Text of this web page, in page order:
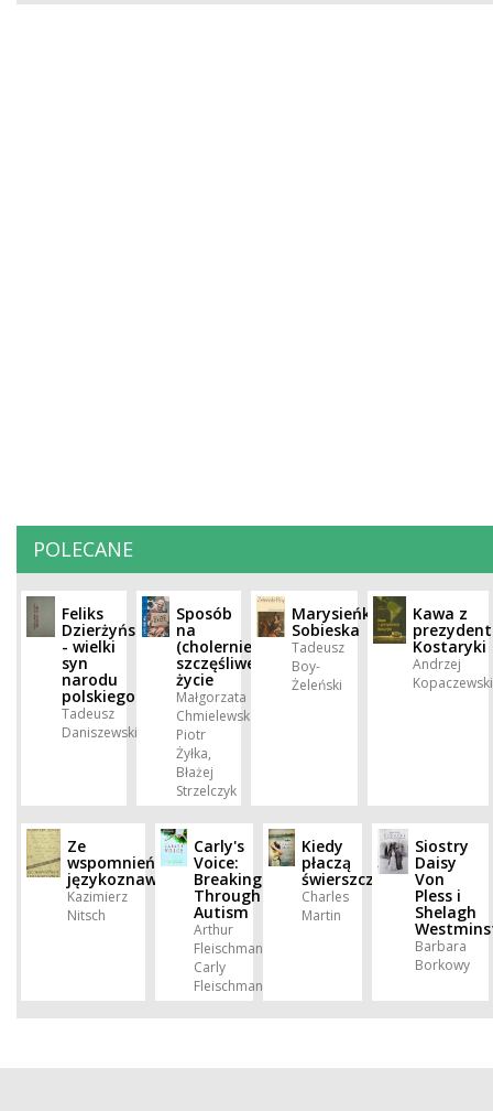
POLECANE
Feliks
Dzierżyński
- wielki
syn
narodu
polskiego
Tadeusz
Daniszewski
Sposób
na
(cholernie)
szczęśliwe
życie
Małgorzata
Chmielewska,
Piotr
Żyłka,
Błażej
Strzelczyk
Marysieńka
Sobieska
Tadeusz
Boy-
Żeleński
Kawa z
Kostaryki
Andrzej
Kopaczewski
Ze
wspomnień
językoznawcy
Kazimierz
Nitsch
Carly's
Voice:
Breaking
Through
Autism
Arthur
Fleischmann,
Carly
Fleischmann
Kiedy
płaczą
świerszcze
Charles
Martin
Siostry
Daisy
Von
Pless i
Shelagh
Barbara
Borkowy